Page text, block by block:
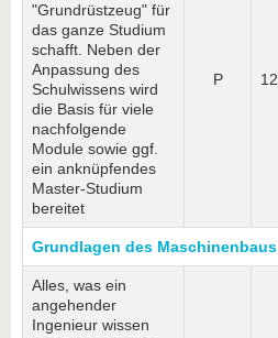
"Grundrüstzeug" für
das ganze Studium
schafft. Neben der
Anpassung des
Schulwissens wird
die Basis für viele
nachfolgende
Module sowie ggf.
ein anknüpfendes
Master-Studium
bereitet
P 12
Grundlagen des Maschinenbaus
Alles, was ein
angehender
Ingenieur wissen